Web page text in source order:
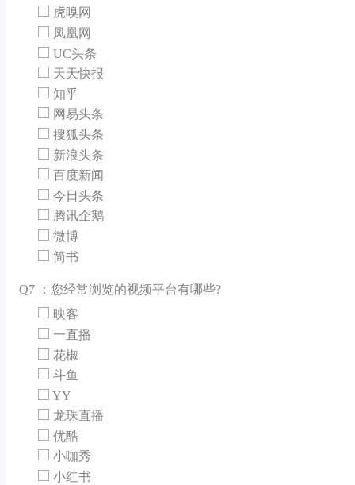
虎嗅网
凤凰网
UC头条
天天快报
知乎
网易头条
搜狐头条
新浪头条
百度新闻
今日头条
腾讯企鹅
微博
简书
Q7 ：您经常浏览的视频平台有哪些?
映客
一直播
花椒
斗鱼
YY
龙珠直播
优酷
小咖秀
小红书